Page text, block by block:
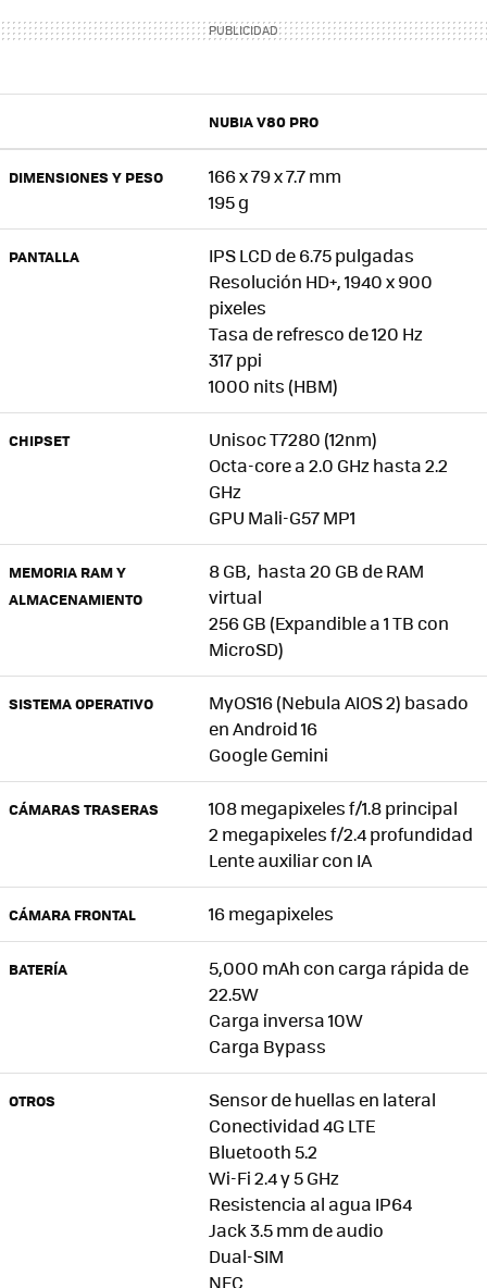
NUBIA V80 PRO
DIMENSIONES Y PESO
166 x 79 x 7.7 mm
195 g
PANTALLA
IPS LCD de 6.75 pulgadas
Resolución HD+, 1940 x 900
pixeles
Tasa de refresco de 120 Hz
317 ppi
1000 nits (HBM)
CHIPSET
Unisoc T7280 (12nm)
Octa-core a 2.0 GHz hasta 2.2
GHz
GPU Mali-G57 MP1
MEMORIA RAM Y
ALMACENAMIENTO
8 GB, hasta 20 GB de RAM
virtual
256 GB (Expandible a 1 TB con
MicroSD)
SISTEMA OPERATIVO
MyOS16 (Nebula AIOS 2) basado
en Android 16
Google Gemini
CÁMARAS TRASERAS
108 megapixeles f/1.8 principal
2 megapixeles f/2.4 profundidad
Lente auxiliar con IA
CÁMARA FRONTAL 16 megapixeles
BATERÍA
5,000 mAh con carga rápida de
22.5W
Carga inversa 10W
Carga Bypass
OTROS
Sensor de huellas en lateral
Conectividad 4G LTE
Bluetooth 5.2
Wi-Fi 2.4 y 5 GHz
Resistencia al agua IP64
Jack 3.5 mm de audio
Dual-SIM
NFC